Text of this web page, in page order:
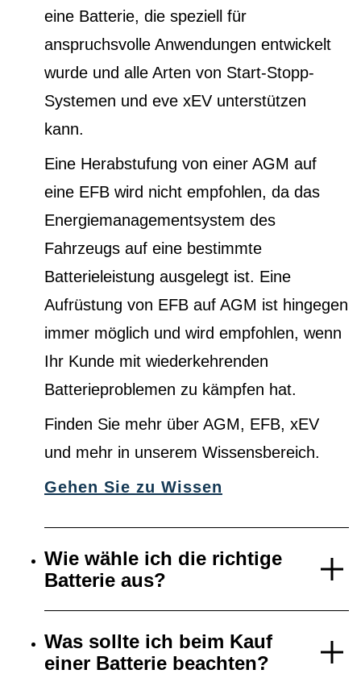
eine Batterie, die speziell für
anspruchsvolle Anwendungen entwickelt
wurde und alle Arten von Start-Stopp-
Systemen und eve xEV unterstützen
kann.
Eine Herabstufung von einer AGM auf
eine EFB wird nicht empfohlen, da das
Energiemanagementsystem des
Fahrzeugs auf eine bestimmte
Batterieleistung ausgelegt ist. Eine
Aufrüstung von EFB auf AGM ist hingegen
immer möglich und wird empfohlen, wenn
Ihr Kunde mit wiederkehrenden
Batterieproblemen zu kämpfen hat.
Finden Sie mehr über AGM, EFB, xEV
und mehr in unserem Wissensbereich.
Gehen Sie zu Wissen
Wie wähle ich die richtige
Batterie aus?
Was sollte ich beim Kauf
einer Batterie beachten?